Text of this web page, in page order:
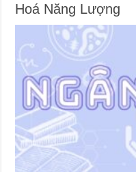
Hoá Năng Lượng